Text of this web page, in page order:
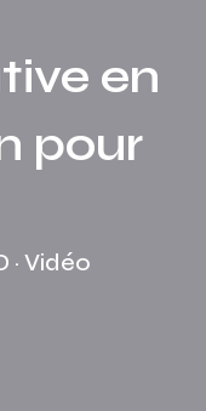
en
pour
· Vidéo